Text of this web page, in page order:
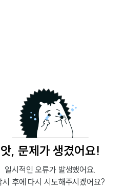
앗, 문제가 생겼어요!
일시적인 오류가 발생했어요.
시 후에 다시 시도해주시겠어요?